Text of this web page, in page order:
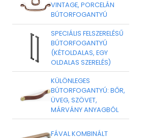
VINTAGE, PORCELÁN
BÚTORFOGANTYÚ
SPECIÁLIS FELSZERELÉSŰ
BÚTORFOGANTYÚ
(KÉTOLDALAS, EGY
OLDALAS SZERELÉS)
KÜLÖNLEGES
BÚTORFOGANTYÚ: BŐR,
ÜVEG, SZÖVET,
MÁRVÁNY ANYAGBÓL
FÁVAL KOMBINÁLT